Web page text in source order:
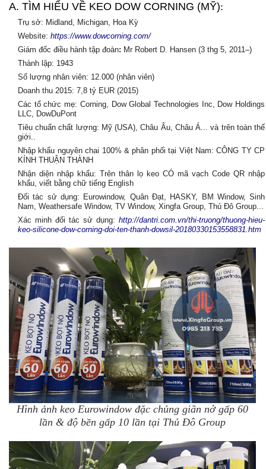
A. TÌM HIỂU VỀ KEO DOW CORNING (MỸ):
Trụ sở: Midland, Michigan, Hoa Kỳ
Website: https://www.dowcorning.com/
Giám đốc điều hành tập đoàn: Mr Robert D. Hansen (3 thg 5, 2011–)
Thành lập: 1943
Số lượng nhân viên: 12.000 (nhân viên)
Doanh thu 2015: 7,8 tỷ EUR (2015)
Các tổ chức mẹ: Corning, Dow Global Technologies Inc, Dow Holdings
LLC, DowDuPont
Tiêu chuẩn chất lượng: Mỹ (USA), Châu Âu, Châu Á... và trên toàn thế
giới..
Nhập khẩu nguyên chai 100% & phân phối tại Việt Nam: CÔNG TY CP
KÍNH THUẬN THÀNH
Nhận diện nhập khẩu: Trên thân lọ keo CÓ mã vạch Code QR nhập
khẩu, viết bằng chữ tiếng English
Đối tác sử dụng: Eurowindow, Quân Đạt, HASKY, BM Window, Sinh
Nam, Weathersafe Window, TV Window, Xingfa Group, Thủ Đô Group...
Xác minh đối tác sử dụng:http://dantri.com.vn/thi-truong/thuong-hieu-
keo-silicone-dow-corning-doi-ten-thanh-dowsil-20180330153558831.htm
Hình ảnh keo Eurowindow đặc chủng giãn nở gấp 60
lần & độ bền gấp 10 lần tại Thủ Đô Group